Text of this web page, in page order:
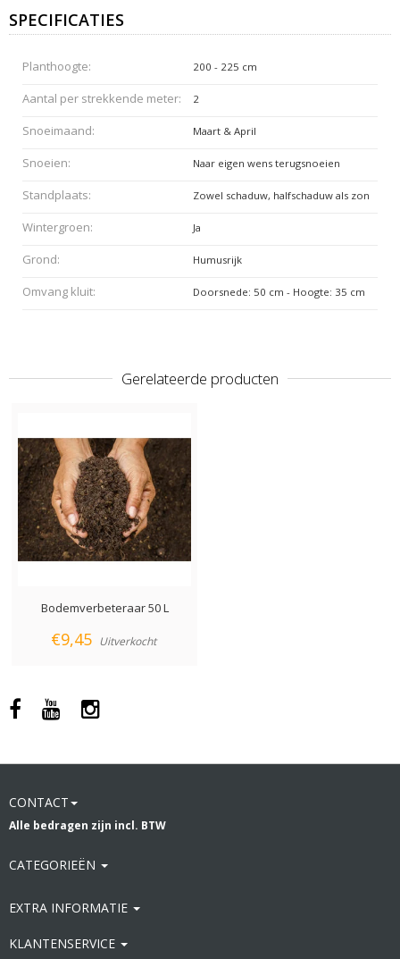
SPECIFICATIES
Planthoogte: 200 - 225 cm
Aantal per strekkende meter: 2
Snoeimaand: Maart & April
Snoeien: Naar eigen wens terugsnoeien
Standplaats: Zowel schaduw, halfschaduw als zon
Wintergroen: Ja
Grond: Humusrijk
Omvang kluit: Doorsnede: 50 cm - Hoogte: 35 cm
Gerelateerde producten
Bodemverbeteraar 50 L
€9,45 Uitverkocht
CONTACT
Alle bedragen zijn incl. BTW
CATEGORIEËN
EXTRA INFORMATIE
KLANTENSERVICE